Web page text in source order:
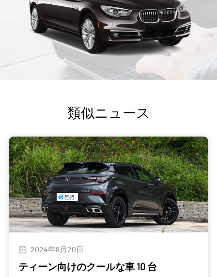
類似ニュース
2024年8月20日
ティーン向けのクールな車 10 台